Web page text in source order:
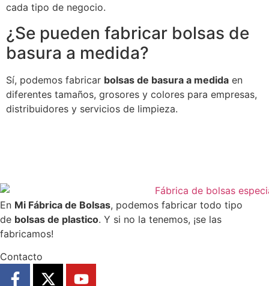
cada tipo de negocio.
¿Se pueden fabricar bolsas de
basura a medida?
Sí, podemos fabricar bolsas de basura a medida en
diferentes tamaños, grosores y colores para empresas,
distribuidores y servicios de limpieza.
En Mi Fábrica de Bolsas, podemos fabricar todo tipo
de bolsas de plastico. Y si no la tenemos, ¡se las
fabricamos!
Contacto